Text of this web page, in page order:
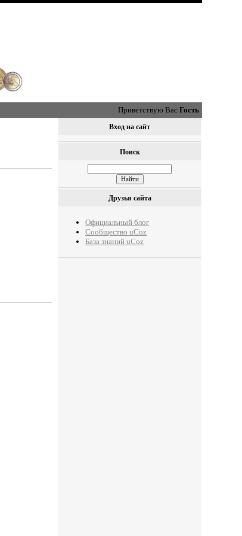
Приветствую Вас Гость
Вход на сайт
Поиск
Друзья сайта
Официальный блог
Сообщество uCoz
База знаний uCoz